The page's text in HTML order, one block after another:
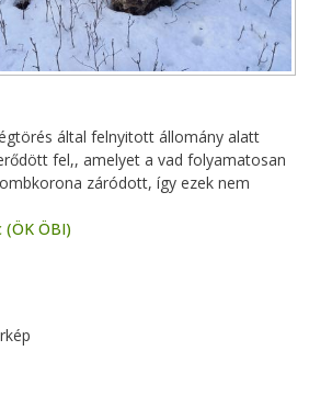
által felnyitott állomány alatt
fel,, amelyet a vad folyamatosan
záródott, így ezek nem
(ÖK ÖBI)